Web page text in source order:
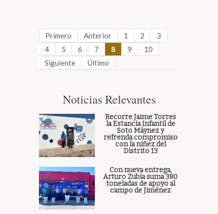
Primero Anterior 1 2
3
4
5 6 7 8 9
10
Siguiente
Último
Noticias Relevantes
Recorre Jaime Torres
la Estancia Infantil de
Soto Máynez y
refrenda compromiso
con la niñez del
Distrito 13
Con nueva entrega,
Arturo Zubía suma 380
toneladas de apoyo al
campo de Jiménez